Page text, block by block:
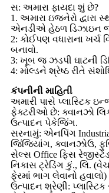
સ: અમારા ફાયદા શું છે?
1. અમારા ઇજનેરો દ્વારા
એનડીએ હેઠળ ડિઝાઇન
2: કોઈપણ વધારાના ખર્ચ
બનાવો.
3: ખૂબ જ ઝડપી ઘાટની
4: મોલ્ડને શ્રેષ્ઠ રીતે
કંપનીની માહિતી
અમારી પાસે પ્લાસ્ટિક
ફેક્ટરીઓ છે: ક્વાનઝો
ઉત્પાદન પેકેજિંગ.
સરનામું: એનપિંગ
જિંજિયાંગ, ક્વાનઝોઉ,
સેલ્સ Office ફિસ
નિકાસ ટ્રેડિંગ કું., લિ.
ફેરમાં ભાગ લેવાનો હવાલો)
ઉત્પાદન શ્રેણી: